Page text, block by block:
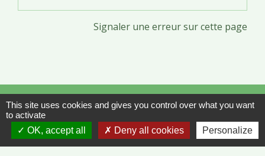
Signaler une erreur sur cette page
Contacts
Commune de Vinzelles
65, rue de la Mairie
71680 Vinzelles - FRANCE
This site uses cookies and gives you control over what you want
to activate
OK, accept all
Deny all cookies Personalize